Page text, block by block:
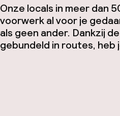
Onze locals in meer dan
voorwerk al voor je
als geen ander. Dankzij
gebundeld in routes, heb